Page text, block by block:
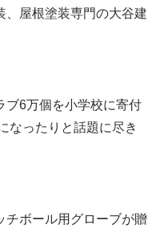
、屋根塗装専門の大谷建
ブ6万個を小学校に寄付
なったりと話題に尽き
チボール用グローブが贈